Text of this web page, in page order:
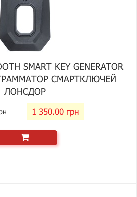
SMART KEY GENERATOR
СМАРТКЛЮЧЕЙ
ЛОНСДОР
1 350.00 грн